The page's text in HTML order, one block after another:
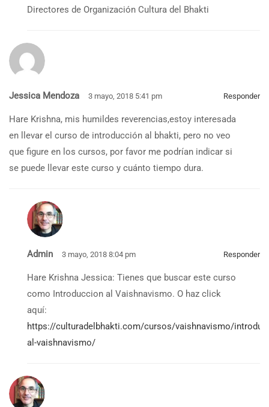
Directores de Organización Cultura del Bhakti
Jessica Mendoza 3 mayo, 2018 5:41 pm Responder
Hare Krishna, mis humildes reverencias,estoy interesada
en llevar el curso de introducción al bhakti, pero no veo
que figure en los cursos, por favor me podrían indicar si
se puede llevar este curso y cuánto tiempo dura.
Admin 3 mayo, 2018 8:04 pm Responder
Hare Krishna Jessica: Tienes que buscar este curso
como Introduccion al Vaishnavismo. O haz click
aquí:
https://culturadelbhakti.com/cursos/vaishnavismo/
al-vaishnavismo/